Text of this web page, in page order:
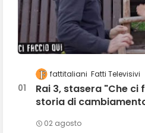
fattitaliani Fatti Televisivi
Rai 3, stasera "Che
storia di
02 agosto